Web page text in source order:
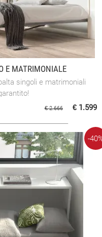
E MATRIMONIALE
singoli e matrimoniali
€ 2.666 € 1.599
-